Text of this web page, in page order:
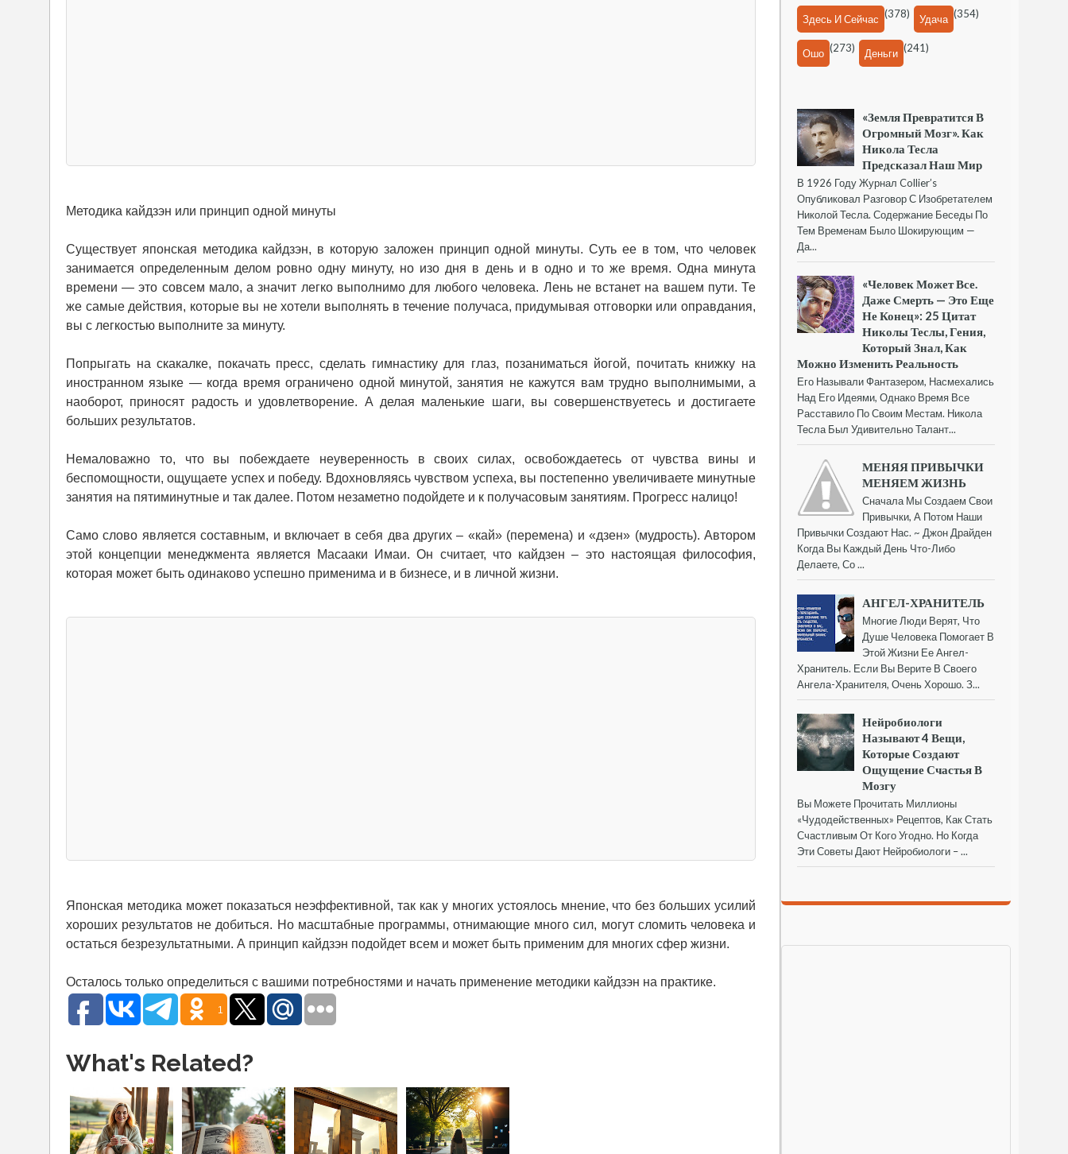
Методика кайдзэн или принцип одной минуты
Существует японская методика кайдзэн, в которую заложен принцип одной минуты. Суть ее в том, что человек
занимается определенным делом ровно одну минуту, но изо дня в день и в одно и то же время. Одна минута
времени — это совсем мало, а значит легко выполнимо для любого человека. Лень не встанет на вашем пути. Те
же самые действия, которые вы не хотели выполнять в течение получаса, придумывая отговорки или оправдания,
вы с легкостью выполните за минуту.
Попрыгать на скакалке, покачать пресс, сделать гимнастику для глаз, позаниматься йогой, почитать книжку на
иностранном языке — когда время ограничено одной минутой, занятия не кажутся вам трудно выполнимыми, а
наоборот, приносят радость и удовлетворение. А делая маленькие шаги, вы совершенствуетесь и достигаете
больших результатов.
Немаловажно то, что вы побеждаете неуверенность в своих силах, освобождаетесь от чувства вины и
беспомощности, ощущаете успех и победу. Вдохновляясь чувством успеха, вы постепенно увеличиваете минутные
занятия на пятиминутные и так далее. Потом незаметно подойдете и к получасовым занятиям. Прогресс налицо!
Само слово является составным, и включает в себя два других – «кай» (перемена) и «дзен» (мудрость). Автором
этой концепции менеджмента является Масааки Имаи. Он считает, что кайдзен – это настоящая философия,
которая может быть одинаково успешно применима и в бизнесе, и в личной жизни.
Японская методика может показаться неэффективной, так как у многих устоялось мнение, что без больших усилий
хороших результатов не добиться. Но масштабные программы, отнимающие много сил, могут сломить человека и
остаться безрезультатными. А принцип кайдзэн подойдет всем и может быть применим для многих сфер жизни.
Осталось только определиться с вашими потребностями и начать применение методики кайдзэн на практике.
1
What's Related?
Здесь И Сейчас (378) Удача (354)
Ошо (273) Деньги (241)
«Земля Превратится В
Огромный Мозг». Как
Никола Тесла
Предсказал Наш Мир
В 1926 Году Журнал Collier’s
Опубликовал Разговор С Изобретателем
Николой Тесла. Содержание Беседы По
Тем Временам Было Шокирующим —
Да...
«Человек Может Все.
Даже Смерть — Это Еще
Не Конец»: 25 Цитат
Николы Теслы, Гения,
Который Знал, Как
Можно Изменить Реальность
Его Называли Фантазером, Насмехались
Над Его Идеями, Однако Время Все
Расставило По Своим Местам. Никола
Тесла Был Удивительно Талант...
МЕНЯЯ ПРИВЫЧКИ
МЕНЯЕМ ЖИЗНЬ
Сначала Мы Создаем Свои
Привычки, А Потом Наши
Привычки Создают Нас. ~ Джон Драйден
Когда Вы Каждый День Что-Либо
Делаете, Со ...
АНГЕЛ-ХРАНИТЕЛЬ
Многие Люди Верят, Что
Душе Человека Помогает В
Этой Жизни Ее Ангел-
Хранитель. Если Вы Верите В Своего
Ангела-Хранителя, Очень Хорошо. З...
Нейробиологи
Называют 4 Вещи,
Которые Создают
Ощущение Счастья В
Мозгу
Вы Можете Прочитать Миллионы
«чудодейственных» Рецептов, Как Стать
Счастливым От Кого Угодно. Но Когда
Эти Советы Дают Нейробиологи – ...